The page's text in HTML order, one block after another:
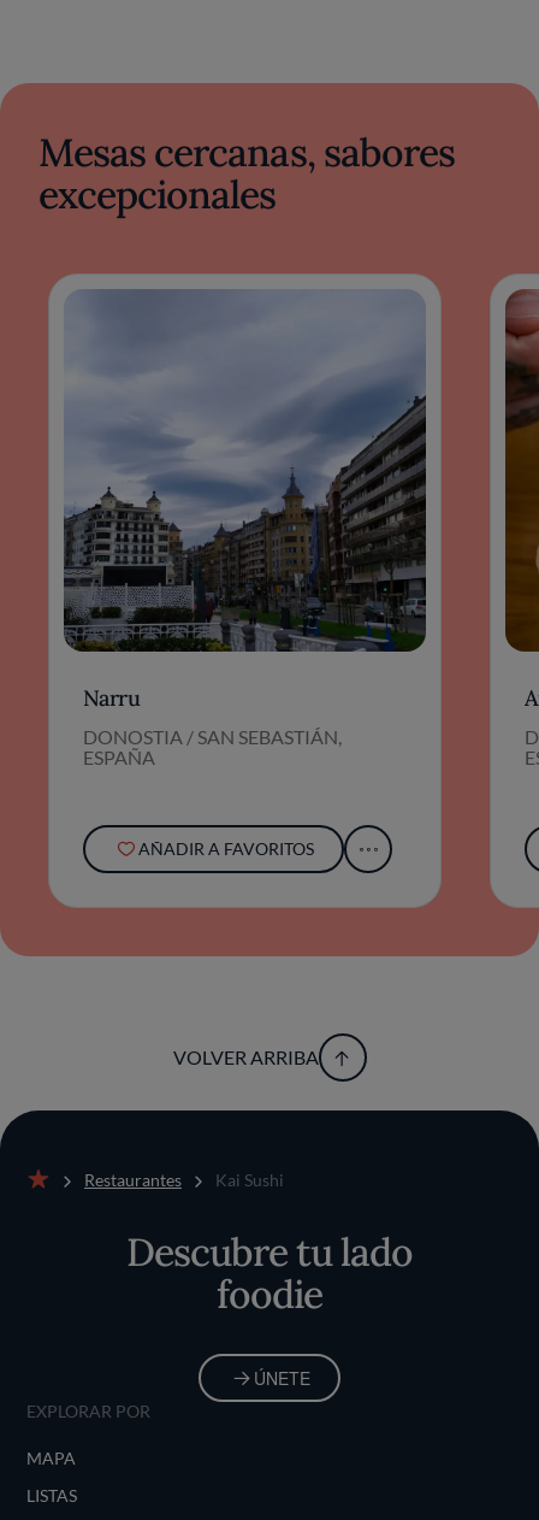
Mesas cercanas, sabores
excepcionales
Narru
DONOSTIA / SAN SEBASTIÁN,
ESPAÑA
AÑADIR A FAVORITOS
VOLVER ARRIBA
Restaurantes Kai Sushi
Descubre tu lado
foodie
ÚNETE
EXPLORAR POR
MAPA
LISTAS